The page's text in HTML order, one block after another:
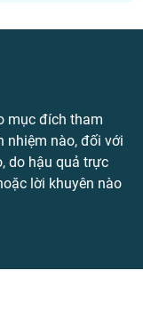
mục đích tham
nhiệm nào, đối với
do hậu quả trực
lời khuyên nào